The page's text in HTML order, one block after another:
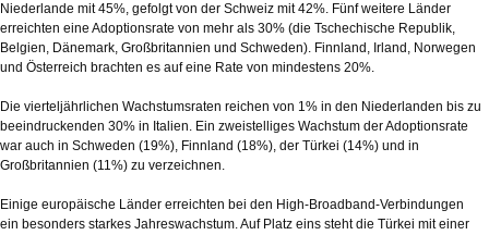
Niederlande mit 45%, gefolgt von der Schweiz mit 42%. Fünf weitere Länder
erreichten eine Adoptionsrate von mehr als 30% (die Tschechische Republik,
Belgien, Dänemark, Großbritannien und Schweden). Finnland, Irland, Norwegen
und Österreich brachten es auf eine Rate von mindestens 20%.
Die vierteljährlichen Wachstumsraten reichen von 1% in den Niederlanden bis zu
beeindruckenden 30% in Italien. Ein zweistelliges Wachstum der Adoptionsrate
war auch in Schweden (19%), Finnland (18%), der Türkei (14%) und in
Großbritannien (11%) zu verzeichnen.
Einige europäische Länder erreichten bei den High-Broadband-Verbindungen
ein besonders starkes Jahreswachstum. Auf Platz eins steht die Türkei mit einer